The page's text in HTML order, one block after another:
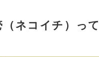
（ネコイチ）って